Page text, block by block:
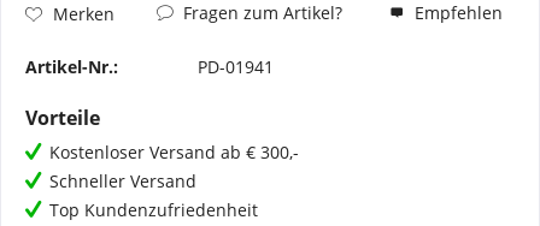
Merken Fragen zum Artikel? Empfehlen
Artikel-Nr.: PD-01941
Vorteile
Kostenloser Versand ab € 300,-
Schneller Versand
Top Kundenzufriedenheit